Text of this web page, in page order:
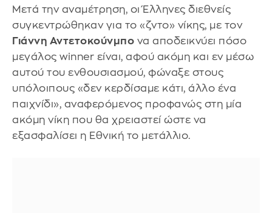
Μετά την αναμέτρηση, οι Έλληνες διεθνείς
συγκεντρώθηκαν για το «ζντο» νίκης, με τον
Γιάννη Αντετοκούνμπο να αποδεικνύει πόσο
μεγάλος winner είναι, αφού ακόμη και εν μέσω
αυτού του ενθουσιασμού, φώναξε στους
υπόλοιπους «δεν κερδίσαμε κάτι, άλλο ένα
παιχνίδι», αναφερόμενος προφανώς στη μία
ακόμη νίκη που θα χρειαστεί ώστε να
εξασφαλίσει η Εθνική το μετάλλιο.